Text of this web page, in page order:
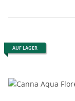
AUF LAGER